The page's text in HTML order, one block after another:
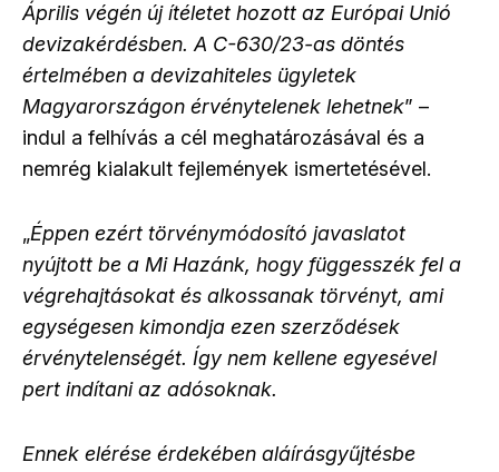
Április végén új ítéletet hozott az Európai Unió
devizakérdésben. A C-630/23-as döntés
értelmében a devizahiteles ügyletek
Magyarországon érvénytelenek lehetnek” –
indul a felhívás a cél meghatározásával és a
nemrég kialakult fejlemények ismertetésével.
„Éppen ezért törvénymódosító javaslatot
nyújtott be a Mi Hazánk, hogy függesszék fel a
végrehajtásokat és alkossanak törvényt, ami
egységesen kimondja ezen szerződések
érvénytelenségét. Így nem kellene egyesével
pert indítani az adósoknak.
Ennek elérése érdekében aláírásgyűjtésbe